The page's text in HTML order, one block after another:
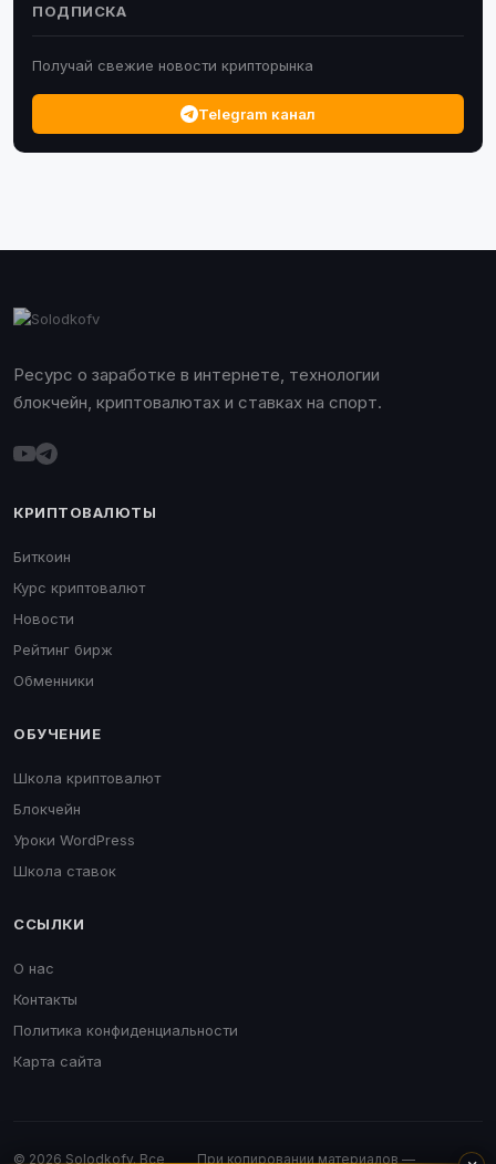
ПОДПИСКА
Получай свежие новости крипторынка
Telegram канал
Ресурс о заработке в интернете, технологии
блокчейн, криптовалютах и ставках на спорт.
КРИПТОВАЛЮТЫ
Биткоин
Курс криптовалют
Новости
Рейтинг бирж
Обменники
ОБУЧЕНИЕ
Школа криптовалют
Блокчейн
Уроки WordPress
Школа ставок
ССЫЛКИ
О нас
Контакты
Политика конфиденциальности
Карта сайта
© 2026 Solodkofv. Все При копировании материалов —